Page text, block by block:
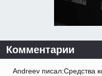
Комментарии
Andreev писал:Средства